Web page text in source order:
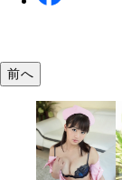
前へ